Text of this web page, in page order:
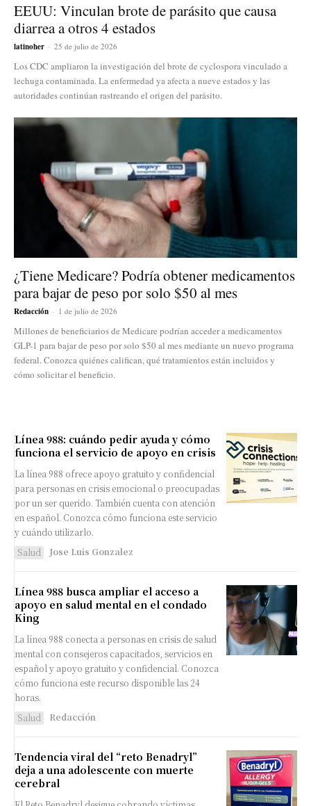
EEUU: Vinculan brote de parásito que causa
diarrea a otros 4 estados
latinoher - 25 de julio de 2026
Los CDC ampliaron la investigación del brote de cyclospora vinculado a
lechuga contaminada. La enfermedad ya afecta a nueve estados y las
autoridades continúan rastreando el origen del parásito.
¿Tiene Medicare? Podría obtener medicamentos
para bajar de peso por solo $50 al mes
Redacción - 1 de julio de 2026
Millones de beneficiarios de Medicare podrían acceder a medicamentos
GLP-1 para bajar de peso por solo $50 al mes mediante un nuevo programa
federal. Conozca quiénes califican, qué tratamientos están incluidos y
cómo solicitar el beneficio.
Línea 988: cuándo pedir ayuda y cómo
funciona el servicio de apoyo en crisis
La línea 988 ofrece apoyo gratuito y confidencial
para personas en crisis emocional o preocupadas
por un ser querido. También cuenta con atención
en español. Conozca cómo funciona este servicio
y cuándo utilizarlo.
Salud
Jose Luis Gonzalez
Línea 988 busca ampliar el acceso a
apoyo en salud mental en el condado
King
La línea 988 conecta a personas en crisis de salud
mental con consejeros capacitados, servicios en
español y apoyo gratuito y confidencial. Conozca
cómo funciona este recurso disponible las 24
horas.
Salud
Redacción
Tendencia viral del “reto Benadryl”
deja a una adolescente con muerte
cerebral